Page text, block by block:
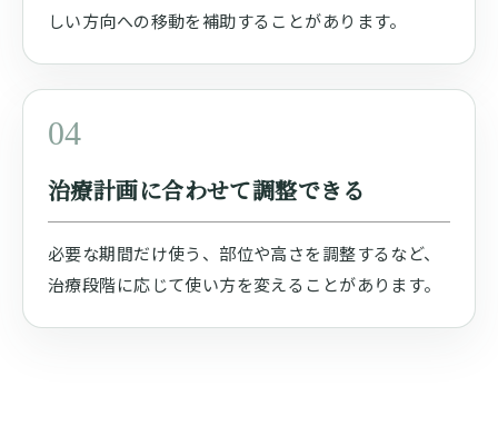
しい方向への移動を補助することがあります。
04
治療計画に合わせて調整できる
必要な期間だけ使う、部位や高さを調整するなど、
治療段階に応じて使い方を変えることがあります。